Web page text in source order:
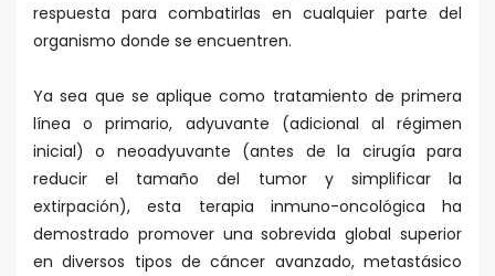
respuesta para combatirlas en cualquier parte del
organismo donde se encuentren.
Ya sea que se aplique como tratamiento de primera
línea o primario, adyuvante (adicional al régimen
inicial) o neoadyuvante (antes de la cirugía para
reducir el tamaño del tumor y simplificar la
extirpación), esta terapia inmuno-oncológica ha
demostrado promover una sobrevida global superior
en diversos tipos de cáncer avanzado, metastásico